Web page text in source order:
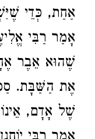
אַחַת, כְּדֵי
אָמַר רַבִּי
שֶׁהוּא אֵבֶר
אֶת הַשַּׁבָּת.
שֶׁל אָדָם,